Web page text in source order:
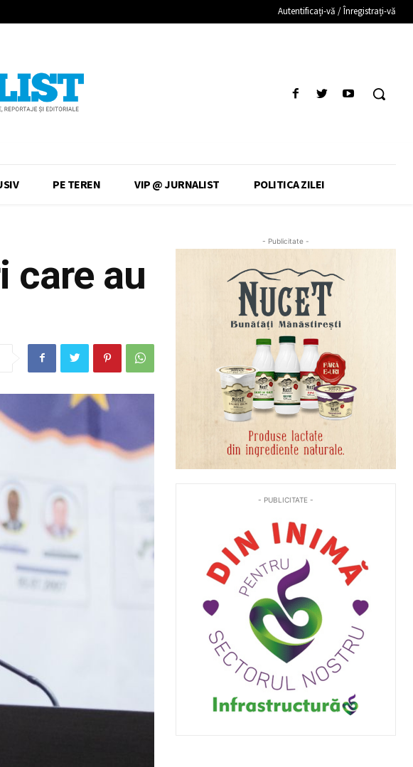
Autentificați-vă / Înregistrați-vă
PE TEREN VIP @ JURNALIST POLITICA ZILEI
care au
- Publicitate -
- PUBLICITATE -